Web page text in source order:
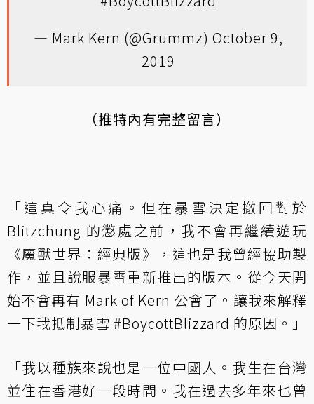
— Mark Kern (@Grummz) October 9,
2019
（推特內有完整留言）
「這真令我心痛。但在暴雪決定撤回對於
Blitzchung 的懲處之前，我不會再繼續遊玩
《魔獸世界：經典版》，這也是我曾經協助製
作，並且說服暴雪重新推出的版本。從今天開
始不會再有 Mark of Kern 公會了。讓我來解釋
一下我抵制暴雪 #BoycottBlizzard 的原因。」
「我以種族來說也是一位中國人。我生在台灣
並住在香港好一段時間。我在過去多年來也曾